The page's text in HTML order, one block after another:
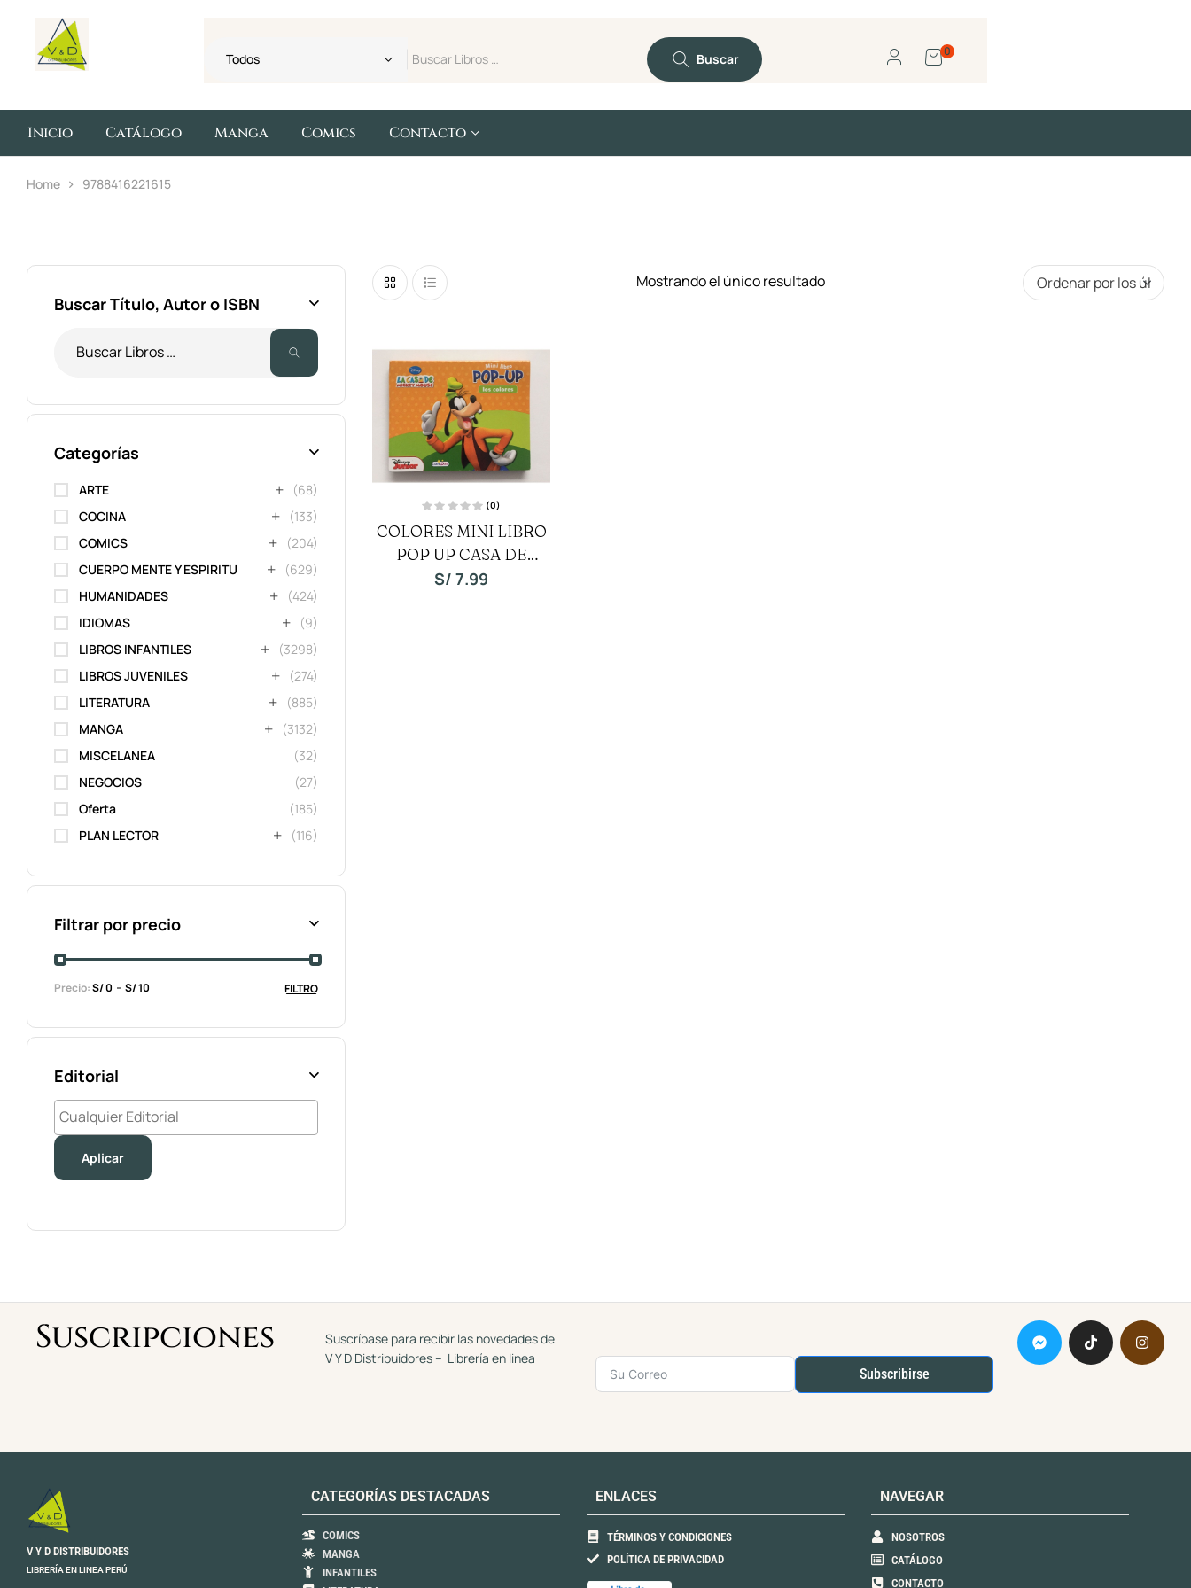
Buscar
Todos 0
Inicio Catálogo Manga Comics Contacto
Home 9788416221615
Mostrando el único resultado
a
l
o
r
(0)
COLORES MINI LIBRO
POP UP CASA DE
MICKEY MOUSE
S/ 7.99
Buscar Título, Autor o ISBN
Categorías
ARTE
(68)
COCINA
(133)
COMICS
(204)
CUERPO MENTE Y ESPIRITU
(629)
HUMANIDADES
(424)
IDIOMAS
(9)
LIBROS INFANTILES
(3298)
LIBROS JUVENILES
(274)
LITERATURA
(885)
MANGA
(3132)
MISCELANEA
(32)
NEGOCIOS
(27)
Oferta
(185)
PLAN LECTOR
(116)
Filtrar por precio
FILTRO
Precio:S/ 0 S/ 10
Editorial
Aplicar
Suscripciones
Suscríbase para recibir las novedades de
V Y D Distribuidores – Librería en linea
Subscribirse
V Y D DISTRIBUIDORES
LIBRERÍA EN LINEA PERÚ
CATEGORÍAS DESTACADAS
COMICS
MANGA
INFANTILES
ENLACES
TÉRMINOS Y CONDICIONES
POLÍTICA DE PRIVACIDAD
NAVEGAR
NOSOTROS
CATÁLOGO
CONTACTO